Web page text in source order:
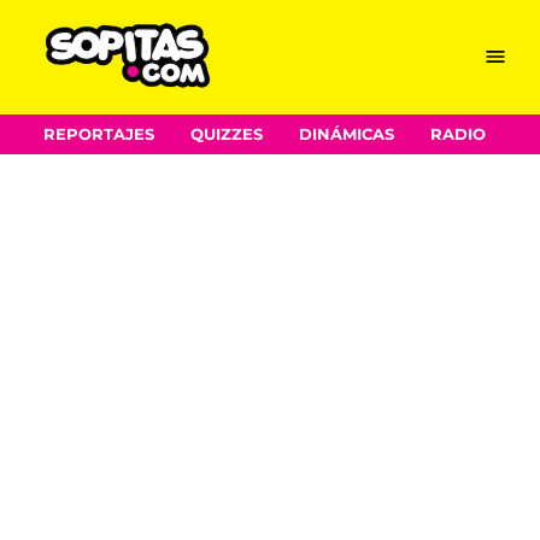
Menu
REPORTAJES QUIZZES DINÁMICAS RADIO